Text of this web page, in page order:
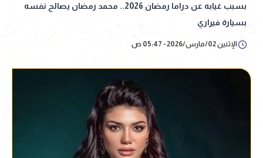
بسبب غيابه عن دراما رمضان 2026.. محمد رمضان يصالح نفسه
بسيارة فيراري
الإثنين 02/مارس/2026 - 05:47 ص